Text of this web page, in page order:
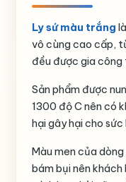
Ly sứ màu trắng
vô cùng cao cấp,
đều được gia công
Sản phẩm được
1300 độ C nên có
hại gây hại cho
Màu men của
bám bụi nên khách